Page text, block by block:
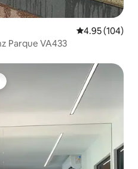
Calificación
4.95 (104)
Parque VA433